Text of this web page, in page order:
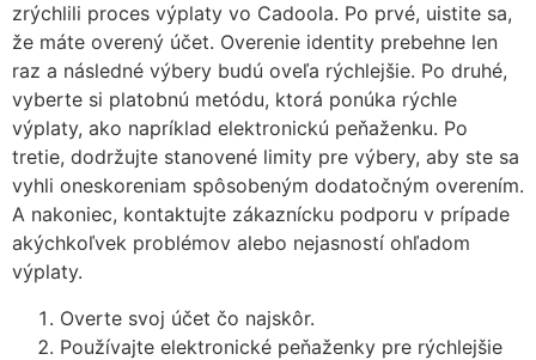
zrýchlili proces výplaty vo Cadoola. Po prvé, uistite sa,
že máte overený účet. Overenie identity prebehne len
raz a následné výbery budú oveľa rýchlejšie. Po druhé,
vyberte si platobnú metódu, ktorá ponúka rýchle
výplaty, ako napríklad elektronickú peňaženku. Po
tretie, dodržujte stanovené limity pre výbery, aby ste sa
vyhli oneskoreniam spôsobeným dodatočným overením.
A nakoniec, kontaktujte zákaznícku podporu v prípade
akýchkoľvek problémov alebo nejasností ohľadom
výplaty.
Overte svoj účet čo najskôr.
Používajte elektronické peňaženky pre rýchlejšie